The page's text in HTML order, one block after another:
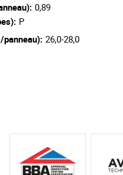
0,89
P
26,0-28,0